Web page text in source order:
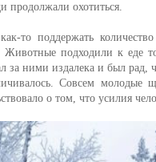
продолжали охотиться.
то поддержать
подходили к еде
за ними издалека и был
Совсем молодые
о том, что усилия